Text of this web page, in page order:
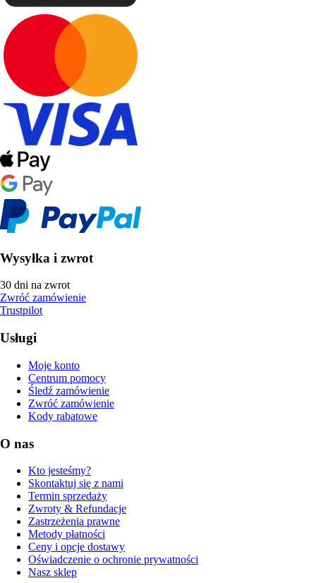
Wysyłka i zwrot
30 dni na zwrot
Zwróć zamówienie
Trustpilot
Usługi
Moje konto
Centrum pomocy
Śledź zamówienie
Zwróć zamówienie
Kody rabatowe
O nas
Kto jesteśmy?
Skontaktuj się z nami
Termin sprzedaży
Zwroty & Refundacje
Zastrzeżenia prawne
Metody płatności
Ceny i opcje dostawy
Oświadczenie o ochronie prywatności
Nasz sklep